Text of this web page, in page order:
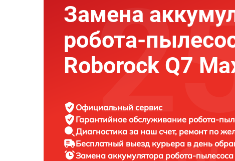
Замена
робота-
Roborock Q7
Официальный сервис
Гарантийное обслуживание робота-
Диагностика за наш счет, ремонт по
Бесплатный выезд курьера в день
Замена аккумулятора робота-пылесоса